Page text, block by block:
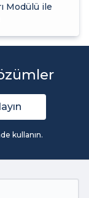
Modülü ile
kullanın.